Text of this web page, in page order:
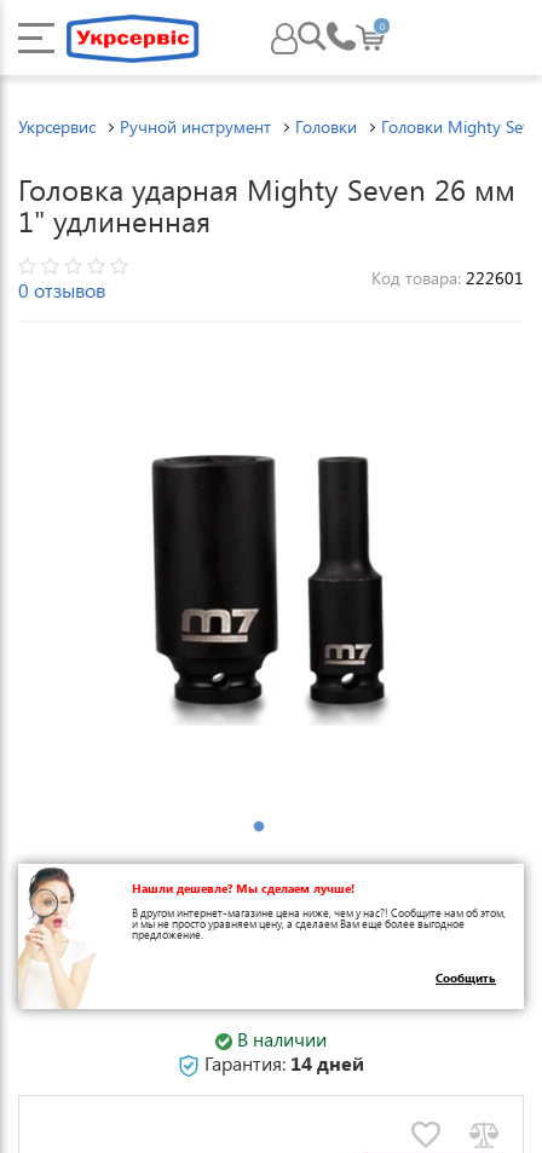
0
Укрсервис Ручной инструмент Головки Головки Mighty
Головка ударная Mighty Seven 26 мм
1" удлиненная
0 отзывов Код товара: 222601
Нашли дешевле? Мы сделаем лучше!
В другом интернет-магазине цена ниже, чем у нас?! Сообщите нам об этом,
и мы не просто уравняем цену, а сделаем Вам еще более выгодное
предложение.
Сообщить
В наличии
Гарантия: 14 дней